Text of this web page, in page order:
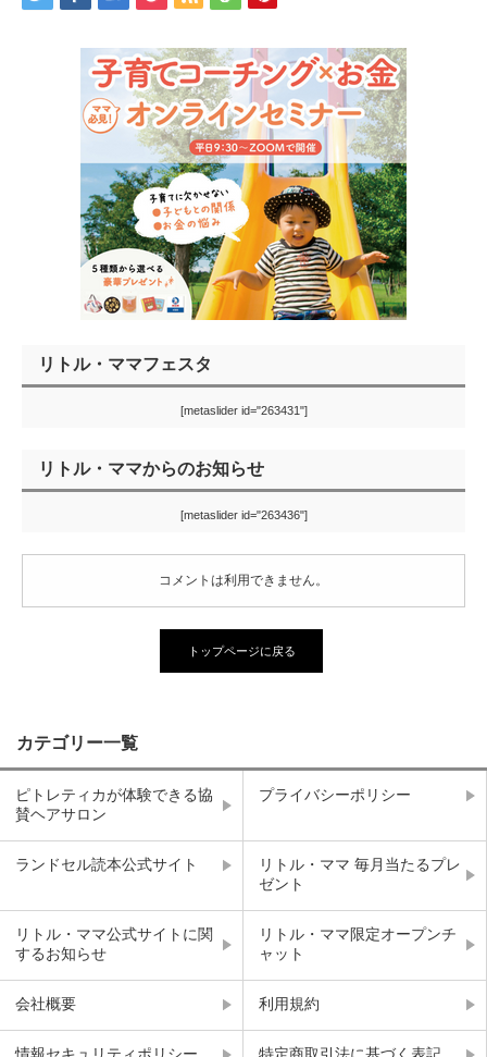
リトル・ママフェスタ
[metaslider id="263431"]
リトル・ママからのお知らせ
[metaslider id="263436"]
コメントは利用できません。
トップページに戻る
カテゴリー一覧
ピトレティカが体験できる協
賛ヘアサロン
プライバシーポリシー
ランドセル読本公式サイト
リトル・ママ 毎月当たるプレ
ゼント
リトル・ママ公式サイトに関
するお知らせ
リトル・ママ限定オープンチ
ャット
会社概要 利用規約
情報セキュリティポリシー 特定商取引法に基づく表記